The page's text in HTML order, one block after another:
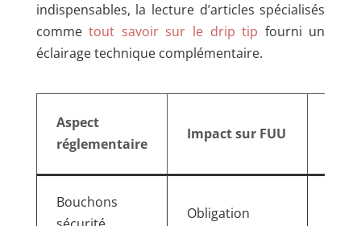
indispensables, la lecture d’articles spécialisés
commetout savoir sur le drip tip fourni un
éclairage technique complémentaire.
Aspect
réglementaire
Impact sur FUU
Bouchons
Obligation